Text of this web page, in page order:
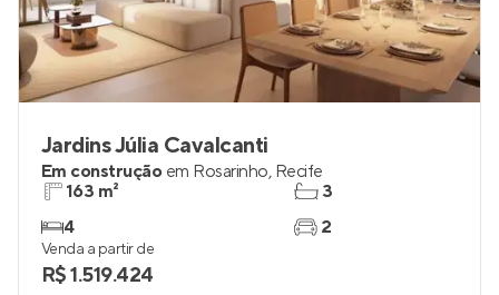
Jardins Júlia Cavalcanti
Em construção em Rosarinho, Recife
163 m²
4
3
2
Venda a partir de
R$ 1.519.424